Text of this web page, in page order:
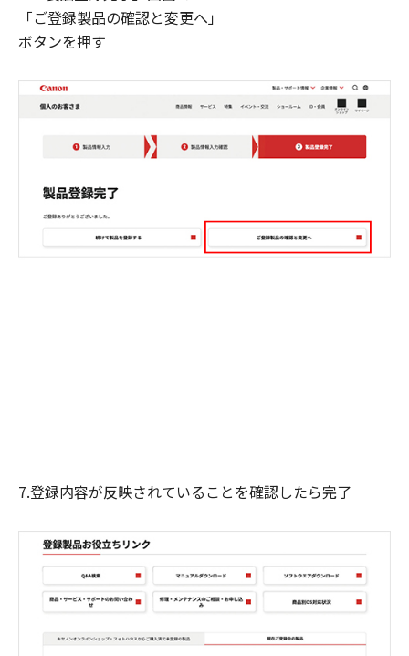
「ご登録製品の確認と変更へ」
ボタンを押す
7.登録内容が反映されていることを確認したら完了